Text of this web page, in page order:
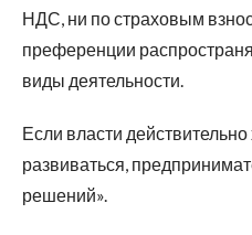
НДС, ни по страховым
преференции
виды деятельности.
Если власти
развиваться,
решений».